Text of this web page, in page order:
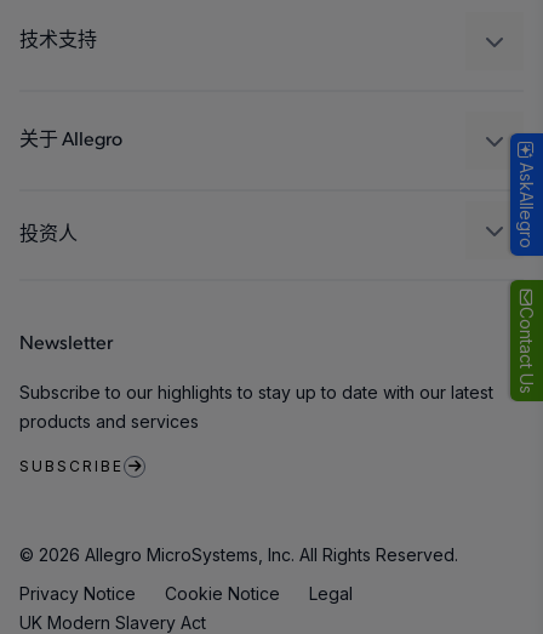
Contact Us
工业
技术支持
封装
关于 Allegro
人才招聘
联系我们
投资人
Newsletter
Subscribe to our highlights to stay up to date with our latest
products and services
SUBSCRIBE
© 2026 Allegro MicroSystems, Inc. All Rights Reserved.
Privacy Notice
Cookie Notice
Legal
UK Modern Slavery Act
AskAllegro